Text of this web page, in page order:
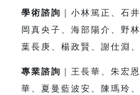
學術諮詢
｜小林篤正、石
岡真央子、 海部陽介、 野
葉長庚、楊政賢、 謝仕淵
專業諮詢
｜王長華、朱宏
華、夏曼藍波安、 陳瑪玲